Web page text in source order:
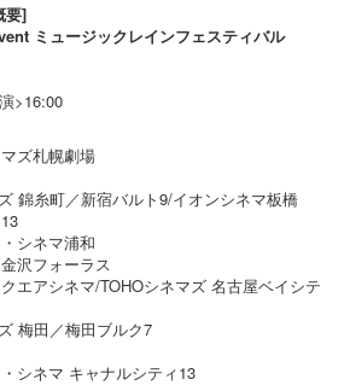
要]
ミュージックレインフェスティバル
>16:00
ズ札幌劇場
錦糸町／新宿バルト9/イオンシネマ板橋
シネマ浦和
沢フォーラス
エアシネマ/TOHOシネマズ 名古屋ベイシテ
梅田／梅田ブルク7
シネマ キャナルシティ13